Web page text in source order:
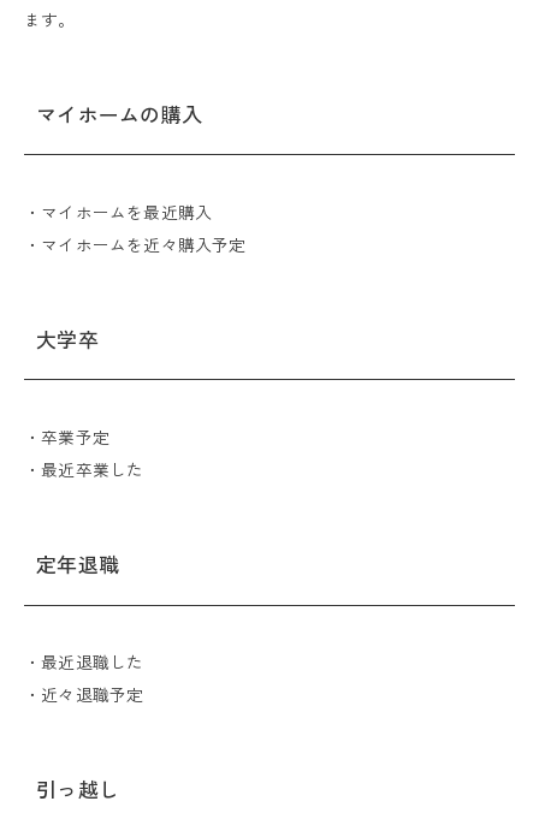
ます。
マイホームの購入
・マイホームを最近購入
・マイホームを近々購入予定
大学卒
・卒業予定
・最近卒業した
定年退職
・最近退職した
・近々退職予定
引っ越し